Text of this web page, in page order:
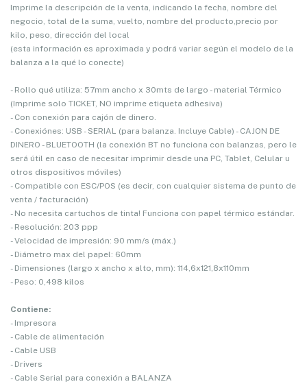
Imprime la descripción de la venta, indicando la fecha, nombre del
negocio, total de la suma, vuelto, nombre del producto,precio por
kilo, peso, dirección del local
(esta información es aproximada y podrá variar según el modelo de la
balanza a la qué lo conecte)
- Rollo qué utiliza: 57mm ancho x 30mts de largo - material Térmico
(Imprime solo TICKET, NO imprime etiqueta adhesiva)
- Con conexión para cajón de dinero.
- Conexiónes: USB - SERIAL (para balanza. Incluye Cable) - CAJON DE
DINERO - BLUETOOTH (la conexión BT no funciona con balanzas, pero le
será útil en caso de necesitar imprimir desde una PC, Tablet, Celular u
otros dispositivos móviles)
- Compatible con ESC/POS (es decir, con cualquier sistema de punto de
venta / facturación)
- No necesita cartuchos de tinta! Funciona con papel térmico estándar.
- Resolución: 203 ppp
- Velocidad de impresión: 90 mm/s (máx.)
- Diámetro max del papel: 60mm
- Dimensiones (largo x ancho x alto, mm): 114,6x121,8x110mm
- Peso: 0,498 kilos
Contiene:
- Impresora
- Cable de alimentación
- Cable USB
- Drivers
- Cable Serial para conexión a BALANZA